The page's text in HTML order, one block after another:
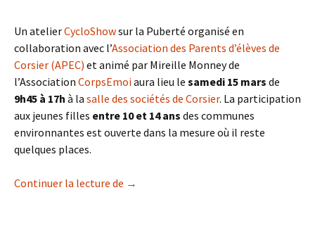
Un atelierCycloShowsur la Puberté organisé en
collaboration avec l’Association des Parents d’élèves de
Corsier (APEC) et animé par Mireille Monney de
l’Association CorpsEmoiaura lieu le samedi 15 mars de
9h45 à 17h à la salle des sociétés de Corsier. La participation
aux jeunes filles entre 10 et 14 ans des communes
environnantes est ouverte dans la mesure où il reste
quelques places.
Continuer la lecture de CycloShow – Corsier
→